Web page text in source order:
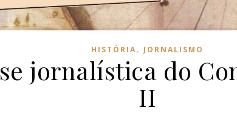
HISTÓRIA, JORNALISMO
jornalística do
II